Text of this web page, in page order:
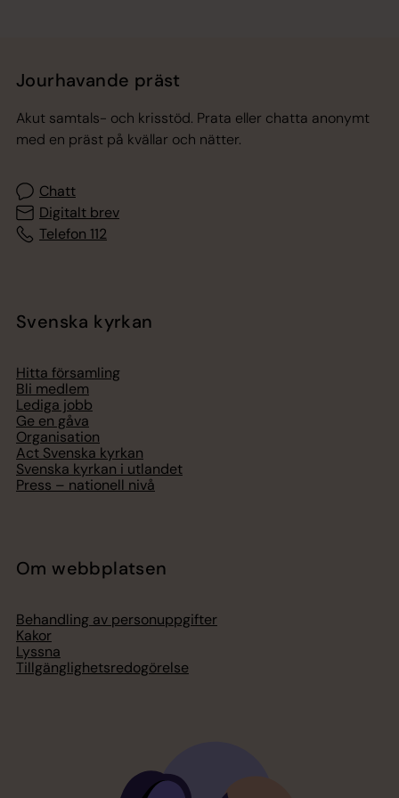
Jourhavande präst
Akut samtals- och krisstöd. Prata eller chatta anonymt
med en präst på kvällar och nätter.
Chatt
Digitalt brev
Telefon 112
Svenska kyrkan
Hitta församling
Bli medlem
Lediga jobb
Ge en gåva
Organisation
Act Svenska kyrkan
Svenska kyrkan i utlandet
Press – nationell nivå
Om webbplatsen
Behandling av personuppgifter
Kakor
Lyssna
Tillgänglighetsredogörelse